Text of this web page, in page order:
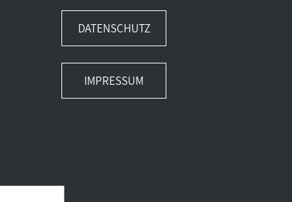
DATENSCHUTZ
IMPRESSUM